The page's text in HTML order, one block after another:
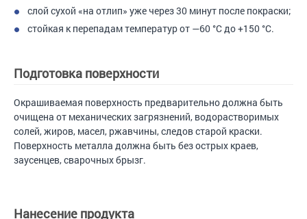
слой сухой «на отлип» уже через 30 минут после покраски;
стойкая к перепадам температур от —60 °С до +150 °С.
Подготовка поверхности
Окрашиваемая поверхность предварительно должна быть
очищена от механических загрязнений, водорастворимых
солей, жиров, масел, ржавчины, следов старой краски.
Поверхность металла должна быть без острых краев,
заусенцев, сварочных брызг.
Нанесение продукта